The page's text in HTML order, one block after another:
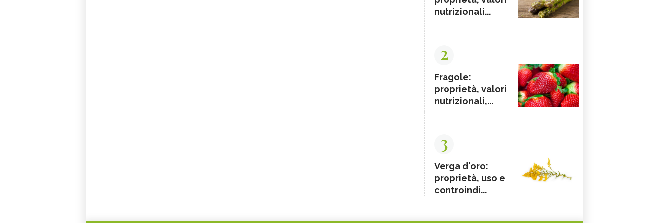
nutrizionali...
2
Fragole:
proprietà, valori
nutrizionali,...
3
Verga d'oro:
proprietà, uso e
controindi...